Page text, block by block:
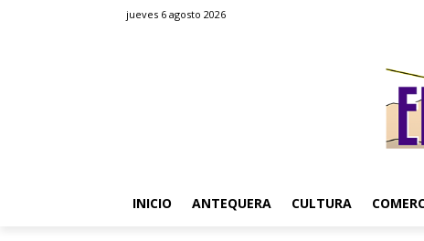
jueves 6 agosto 2026
INICIO ANTEQUERA CULTURA